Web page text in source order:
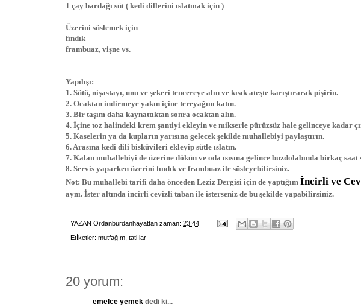
1 çay bardağı süt ( kedi dillerini ıslatmak için )
Üzerini süslemek için
fındık
frambuaz, vişne vs.
Yapılışı:
1. Sütü, nişastayı, unu ve şekeri tencereye alın ve kısık ateşte karıştırarak pişirin.
2. Ocaktan indirmeye yakın içine tereyağını katın.
3. Bir taşım daha kaynattıktan sonra ocaktan alın.
4. İçine toz halindeki krem şantiyi ekleyin ve mikserle pürüzsüz hale gelinceye kadar
5. Kaselerin ya da kupların yarısına gelecek şekilde muhallebiyi paylaştırın.
6. Arasına kedi dili bisküvileri ekleyip sütle ıslatın.
7. Kalan muhallebiyi de üzerine dökün ve oda ısısına gelince buzdolabında birkaç saat
8. Servis yaparken üzerini fındık ve frambuaz ile süsleyebilirsiniz.
Not: Bu muhallebi tarifi daha önceden Leziz Dergisi için de yaptığım İncirli ve
aynı. İster altında incirli cevizli taban ile isterseniz de bu şekilde yapabilirsiniz.
YAZAN Ordanburdanhayattan zaman: 23:44
Etİketler: mutfağım tatlılar
20 yorum:
emelce yemek dedi ki...